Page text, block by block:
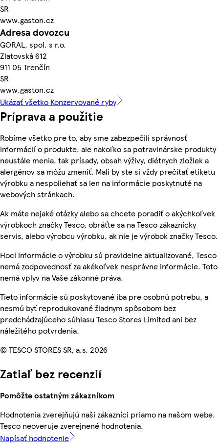
SR
www.gaston.cz
Adresa dovozcu
GORAL, spol. s r.o.
Zlatovská 612
911 05 Trenčín
SR
www.gaston.cz
Ukázať všetko Konzervované ryby
Príprava a použitie
Robíme všetko pre to, aby sme zabezpečili správnosť
informácií o produkte, ale nakoľko sa potravinárske produkty
neustále menia, tak prísady, obsah výživy, diétnych zložiek a
alergénov sa môžu zmeniť. Mali by ste si vždy prečítať etiketu
výrobku a nespoliehať sa len na informácie poskytnuté na
webových stránkach.
Ak máte nejaké otázky alebo sa chcete poradiť o akýchkoľvek
výrobkoch značky Tesco, obráťte sa na Tesco zákaznícky
servis, alebo výrobcu výrobku, ak nie je výrobok značky Tesco.
Hoci informácie o výrobku sú pravidelne aktualizované, Tesco
nemá zodpovednosť za akékoľvek nesprávne informácie. Toto
nemá vplyv na Vaše zákonné práva.
Tieto informácie sú poskytované iba pre osobnú potrebu, a
nesmú byť reprodukované žiadnym spôsobom bez
predchádzajúceho súhlasu Tesco Stores Limited ani bez
náležitého potvrdenia.
© TESCO STORES SR, a.s. 2026
Zatiaľ bez recenzií
Pomôžte ostatným zákazníkom
Hodnotenia zverejňujú naši zákazníci priamo na našom webe.
Tesco neoveruje zverejnené hodnotenia.
Napísať hodnotenie